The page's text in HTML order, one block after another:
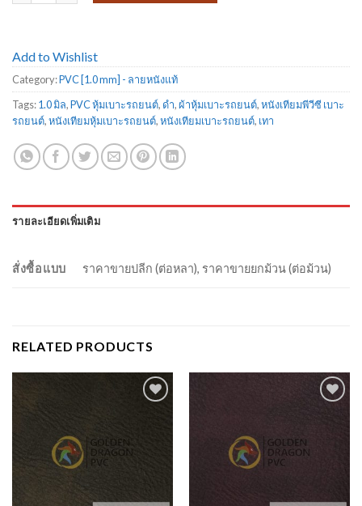
Add to Wishlist
Category:PVC [1.0 mm] - ลายหนังแท้
Tags:1.0 มิล,PVC หุ้มเบาะรถยนต์, ดำ,ผ้าหุ้มเบาะรถยนต์,หนังเทียมพีวีซี เบาะ
รถยนต์,หนังเทียมหุ้มเบาะรถยนต์,หนังเทียมเบาะรถยนต์, เทา
รายละเอียดเพิ่มเติม
สั่งซื้อแบบ ราคาขายปลีก (ต่อหลา), ราคาขายยกม้วน (ต่อม้วน)
RELATED PRODUCTS
Add to